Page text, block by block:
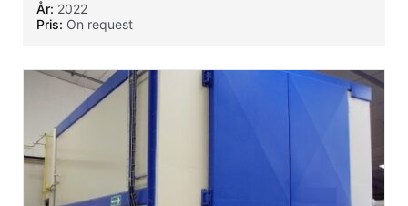
År: 2022
Pris: On request